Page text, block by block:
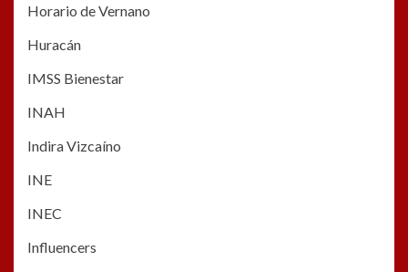
Horario de Vernano
Huracán
IMSS Bienestar
INAH
Indira Vizcaíno
INE
INEC
Influencers